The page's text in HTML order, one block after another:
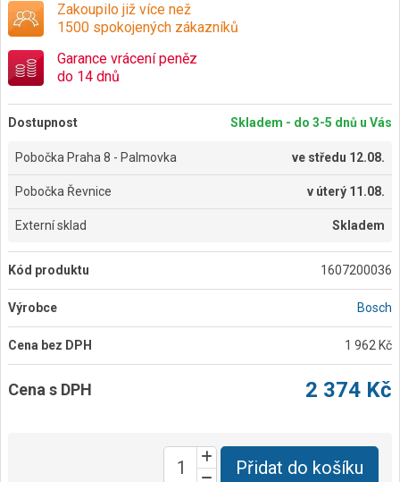
Zakoupilo již více než
1500 spokojených zákazníků
Garance vrácení peněz
do 14 dnů
Dostupnost Skladem - do 3-5 dnů u Vás
Pobočka Praha 8 - Palmovka ve středu 12.08.
Pobočka Řevnice v úterý 11.08.
Externí sklad Skladem
Kód produktu 1607200036
Výrobce Bosch
Cena bez DPH 1 962 Kč
Cena s DPH 2 374 Kč
Přidat do košíku